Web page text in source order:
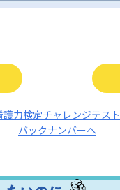
護力検定チャレンジテスト
バックナンバーへ